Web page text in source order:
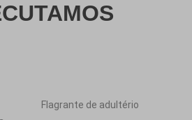
Flagrante de adultério